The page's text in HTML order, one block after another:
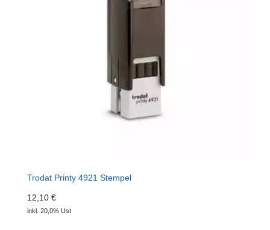
Trodat Printy 4921 Stempel
12,10 €
inkl. 20,0% Ust